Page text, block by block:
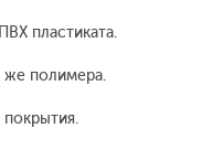
пластиката.
же полимера.